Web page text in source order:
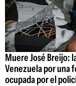
Muere José Breijo:
Venezuela por una
ocupada por el